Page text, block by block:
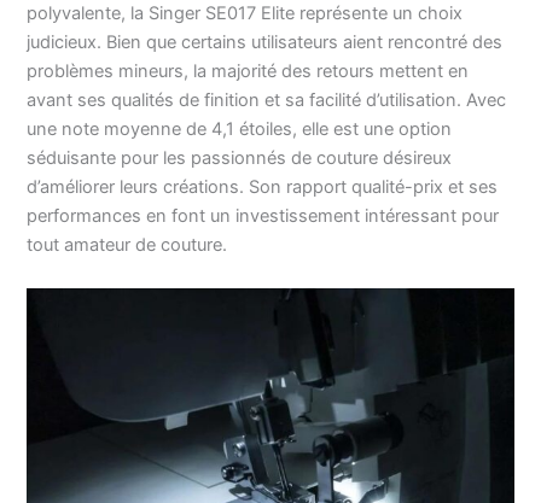
polyvalente, la Singer SE017 Elite représente un choix
judicieux. Bien que certains utilisateurs aient rencontré des
problèmes mineurs, la majorité des retours mettent en
avant ses qualités de finition et sa facilité d’utilisation. Avec
une note moyenne de 4,1 étoiles, elle est une option
séduisante pour les passionnés de couture désireux
d’améliorer leurs créations. Son rapport qualité-prix et ses
performances en font un investissement intéressant pour
tout amateur de couture.